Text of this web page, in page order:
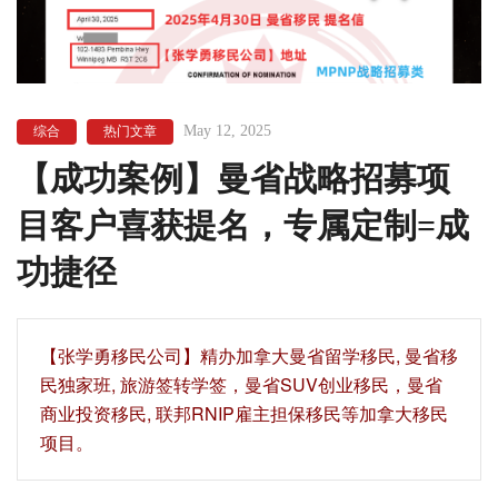
综合 热门文章 May 12, 2025
【成功案例】曼省战略招募项
目客户喜获提名，专属定制=成
功捷径
【‍张学勇移民公司‍】精办加拿大曼省留学移民, 曼省移
民独家班, 旅游签转学签，曼省SUV创业移民，曼省
商业投资移民, 联邦RNIP雇主担保移民等加拿大移民
项目。